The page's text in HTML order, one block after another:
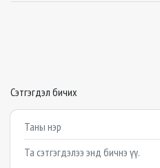
Сэтгэгдэл бичих
Example textarea